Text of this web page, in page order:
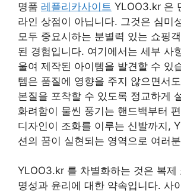
명품 레플리카사이트 YLOO3.kr 은
라인 상점이 아닙니다. 그것은 심미
모두 중요시하는 분별력 있는 쇼핑
된 경험입니다. 여기에서는 세부 사
울여 제작된 아이템을 발견할 수 있
템은 품질에 영향을 주지 않으면서
본질을 포착할 수 있도록 정교하게
화려함이 물씬 풍기는 핸드백부터
디자인이 조화를 이루는 신발까지,
션의 꿈이 실현되는 영역으로 여러
YLOO3.kr 를 차별화하는 것은 복제
명성과 윤리에 대한 약속입니다. 사